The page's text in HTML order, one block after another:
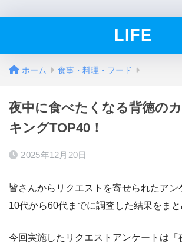
LIFE
ホーム 食事・料理・フード
夜中に食べたくなる背徳の
キングTOP40！
2025年12月20日
皆さんからリクエストを寄せられたアン
10代から60代までに調査した結果をまと
今回実施したリクエストアンケートは「